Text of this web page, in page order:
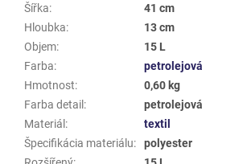
Šířka:
41 cm
Hloubka:
13 cm
Objem:
15 L
Farba:
petrolejová
Hmotnost:
0,60 kg
Farba detail :
petrolejová
Materiál :
textil
Špecifikácia materiálu:
polyester